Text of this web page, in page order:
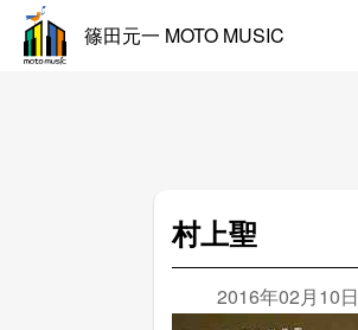
篠田元一 MOTO MUSIC
村上聖
2016年02月10日